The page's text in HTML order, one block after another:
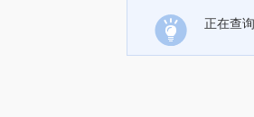
正在查